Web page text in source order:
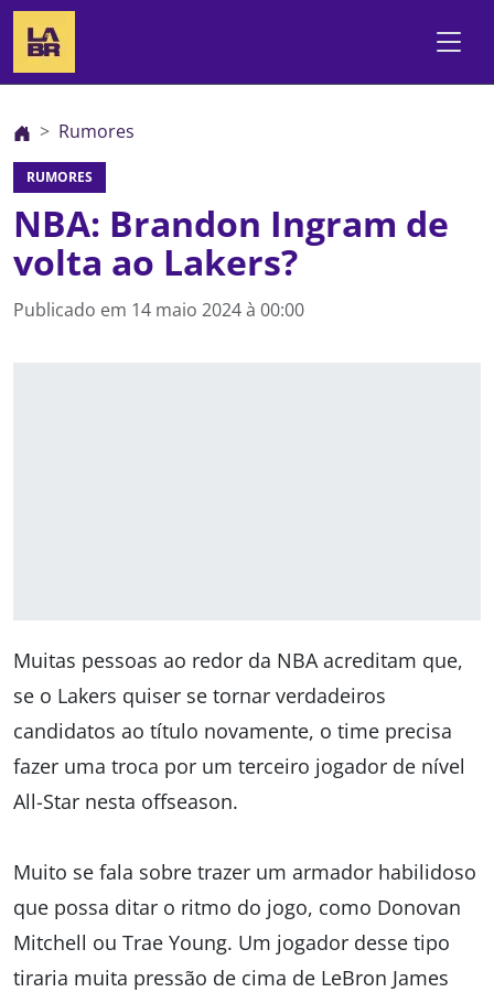
Rumores
RUMORES
NBA: Brandon Ingram de
volta ao Lakers?
Publicado em 14 maio 2024 à 00:00
Muitas pessoas ao redor da NBA acreditam que,
se o Lakers quiser se tornar verdadeiros
candidatos ao título novamente, o time precisa
fazer uma troca por um terceiro jogador de nível
All-Star nesta offseason.
Muito se fala sobre trazer um armador habilidoso
que possa ditar o ritmo do jogo, como Donovan
Mitchell ou Trae Young. Um jogador desse tipo
tiraria muita pressão de cima de LeBron James